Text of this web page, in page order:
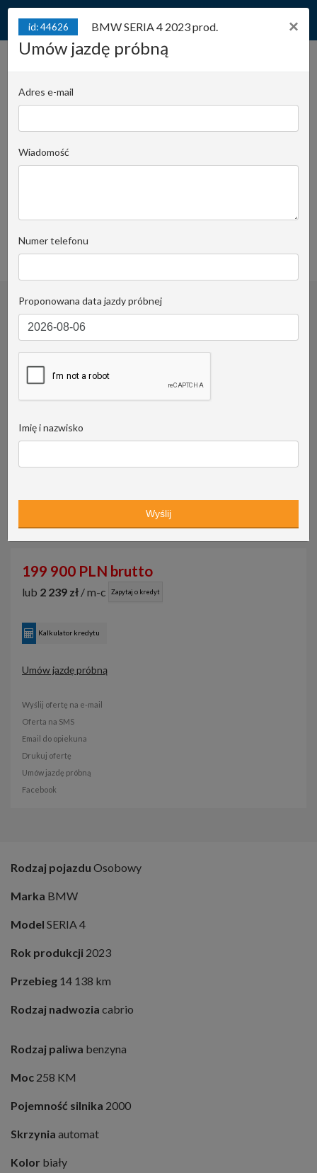
id: 44626
przebieg! Bezwypadkowy!
Juliana Konstantego Ordona 2A - Biuro B |
Damian Zboch
+48 728 955 506
obserwuj
199 900 PLN brutto
lub 2 239 zł / m-c Zapytaj o kredyt
Kalkulator kredytu
Umów jazdę próbną
Wyślij ofertę na e-mail
Oferta na SMS
Email do opiekuna
Drukuj ofertę
Umów jazdę próbną
Facebook
Rodzaj pojazdu Osobowy
Marka BMW
Model SERIA 4
Rok produkcji 2023
Przebieg 14 138 km
Rodzaj nadwozia cabrio
Rodzaj paliwa benzyna
Moc 258 KM
Pojemność silnika 2000
Skrzynia automat
Kolor biały
×
id: 44626 BMW SERIA 4 2023 prod.
Umów jazdę próbną
Adres e-mail
Wiadomość
Numer telefonu
Proponowana data jazdy próbnej
Imię i nazwisko